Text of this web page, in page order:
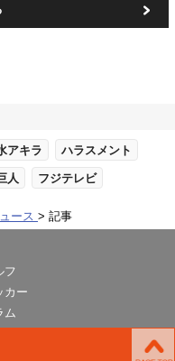
アキラ ハラスメント
人 フジテレビ
ース 記事
フ
カー
ム